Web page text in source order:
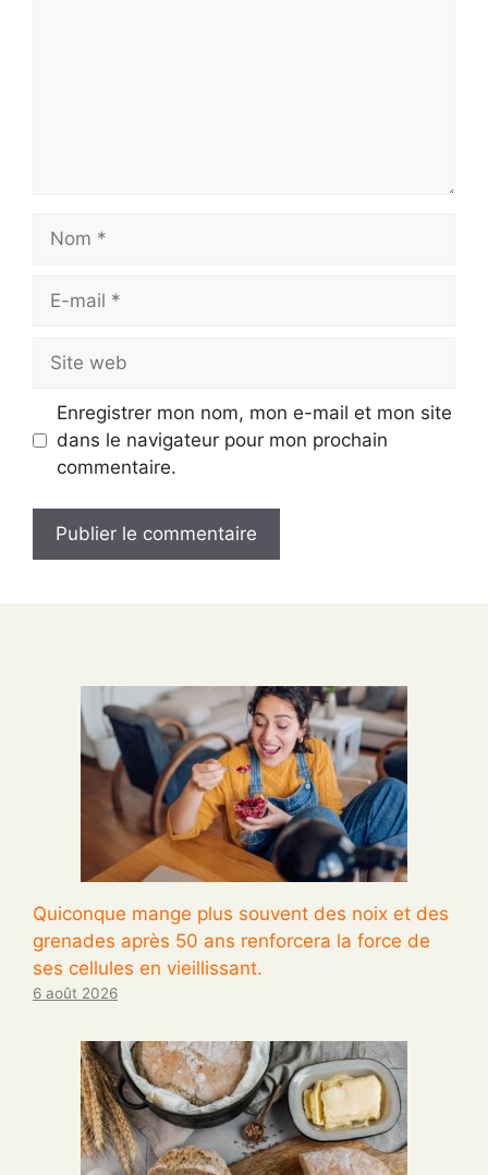
mail
web
Enregistrer mon nom, mon e-mail et mon site
dans le navigateur pour mon prochain
commentaire.
Quiconque mange plus souvent des noix et des
grenades après 50 ans renforcera la force de
ses cellules en vieillissant.
6 août 2026